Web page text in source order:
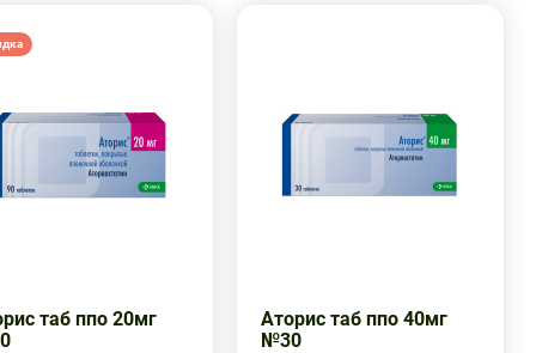
таб ппо 20мг
Аторис таб ппо 40мг
№30